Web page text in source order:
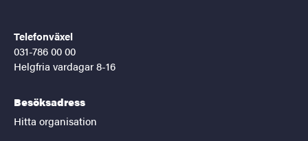
Telefonväxel
031-786 00 00
Helgfria vardagar 8-16
Besöksadress
Hitta organisation